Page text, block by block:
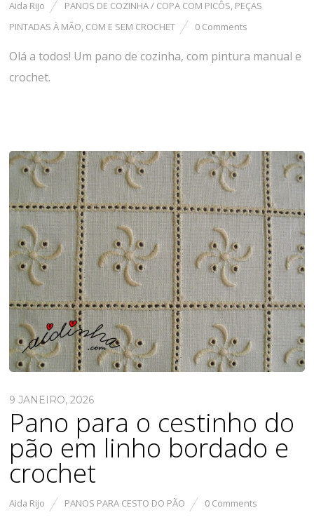
Aida Rijo PANOS DE COZINHA / COPA COM PICÔS PEÇAS
PINTADAS À MÃO, COM E SEM CROCHET
0 Comments
Olá a todos! Um pano de cozinha, com pintura manual e
crochet.
9 JANEIRO, 2026
Pano para o cestinho do
pão em linho bordado e
crochet
Aida Rijo PANOS PARA CESTO DO PÃO 0 Comments